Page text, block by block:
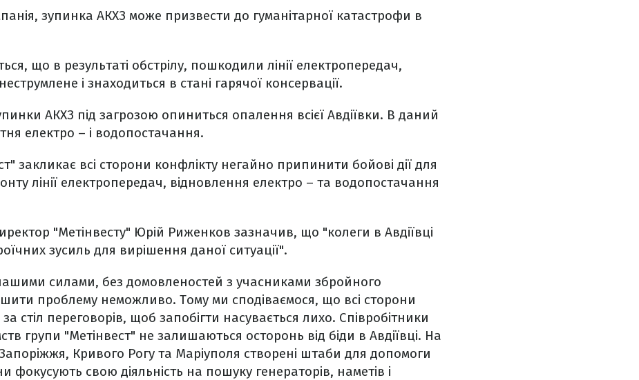
зупинка АКХЗ може призвести до гуманітарної катастрофи в
що в результаті обстрілу, пошкодили лінії електропередач,
і знаходиться в стані гарячої консервації.
АКХЗ під загрозою опиниться опалення всієї Авдіївки. В даний
електро – і водопостачання.
закликає всі сторони конфлікту негайно припинити бойові дії для
лінії електропередач, відновлення електро – та водопостачання
"Метінвесту" Юрій Риженков зазначив, що "колеги в Авдіївці
зусиль для вирішення даної ситуації".
силами, без домовленостей з учасниками збройного
проблему неможливо. Тому ми сподіваємося, що всі сторони
стіл переговорів, щоб запобігти насувається лихо. Співробітники
групи "Метінвест" не залишаються осторонь від біди в Авдіївці. На
Кривого Рогу та Маріуполя створені штаби для допомоги
фокусують свою діяльність на пошуку генераторів, наметів і